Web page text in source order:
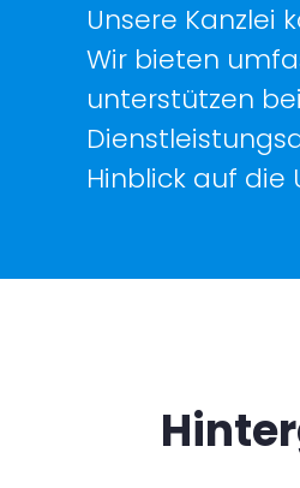
Unsere Kanzlei
Wir bieten
unterstützen
Hinblick auf die